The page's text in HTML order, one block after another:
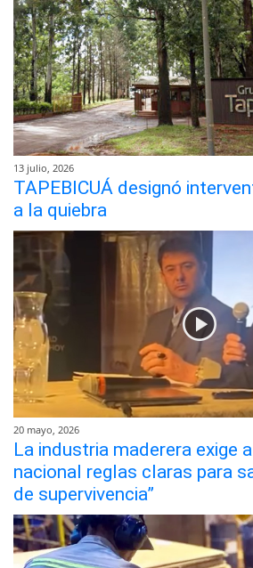
13 julio, 2026
TAPEBICUÁ designó
a la quiebra
20 mayo, 2026
La industria maderera exige
nacional reglas claras para
de supervivencia”